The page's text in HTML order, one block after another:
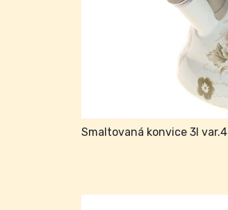
Smaltovaná konvice 3l var.4